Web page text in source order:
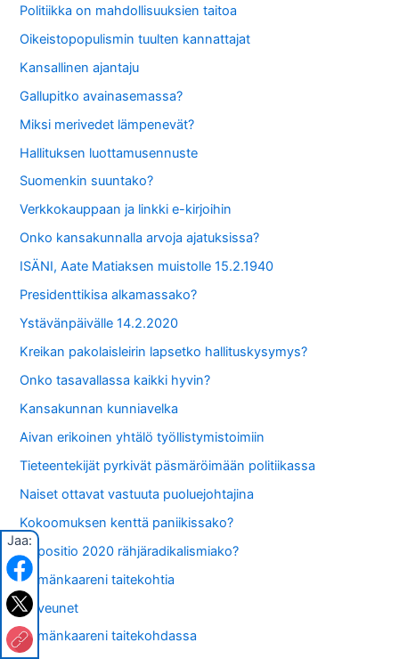
Politiikka on mahdollisuuksien taitoa
Oikeistopopulismin tuulten kannattajat
Kansallinen ajantaju
Gallupitko avainasemassa?
Miksi merivedet lämpenevät?
Hallituksen luottamusennuste
Suomenkin suuntako?
Verkkokauppaan ja linkki e-kirjoihin
Onko kansakunnalla arvoja ajatuksissa?
ISÄNI, Aate Matiaksen muistolle 15.2.1940
Presidenttikisa alkamassako?
Ystävänpäivälle 14.2.2020
Kreikan pakolaisleirin lapsetko hallituskysymys?
Onko tasavallassa kaikki hyvin?
Kansakunnan kunniavelka
Aivan erikoinen yhtälö työllistymistoimiin
Tieteentekijät pyrkivät päsmäröimään politiikassa
Naiset ottavat vastuuta puoluejohtajina
Kokoomuksen kenttä paniikissako?
Oppositio 2020 rähjäradikalismiako?
Elämänkaareni taitekohtia
Valveunet
Elämänkaareni taitekohdassa
Jaa: